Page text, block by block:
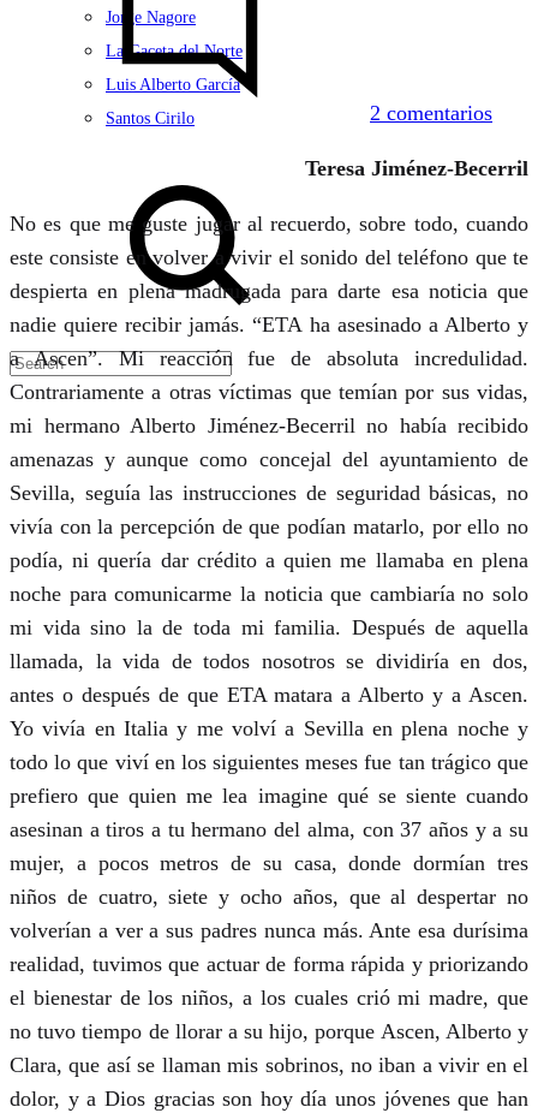
Jorge Nagore
La Gaceta del Norte
Luis Alberto García
Santos Cirilo
2 comentariosguste
jugar
Teresa Jiménez-Becerril
No es que me guste jugar al recuerdo, sobre todo, cuando
este consiste en volver a vivir el sonido del teléfono que te
despierta en plena madrugada para darte esa noticia que
nadie quiere recibir jamás. “ETA ha asesinado a Alberto y
a Ascen”. Mi reacción fue de absoluta incredulidad.
Contrariamente a otras víctimas que temían por sus vidas,
mi hermano Alberto Jiménez-Becerril no había recibido
amenazas y aunque como concejal del ayuntamiento de
Sevilla, seguía las instrucciones de seguridad básicas, no
vivía con la percepción de que podían matarlo, por ello no
podía, ni quería dar crédito a quien me llamaba en plena
noche para comunicarme la noticia que cambiaría no solo
mi vida sino la de toda mi familia. Después de aquella
llamada, la vida de todos nosotros se dividiría en dos,
antes o después de que ETA matara a Alberto y a Ascen.
Yo vivía en Italia y me volví a Sevilla en plena noche y
todo lo que viví en los siguientes meses fue tan trágico que
prefiero que quien me lea imagine qué se siente cuando
asesinan a tiros a tu hermano del alma, con 37 años y a su
mujer, a pocos metros de su casa, donde dormían tres
niños de cuatro, siete y ocho años, que al despertar no
volverían a ver a sus padres nunca más. Ante esa durísima
realidad, tuvimos que actuar de forma rápida y priorizando
el bienestar de los niños, a los cuales crió mi madre, que
no tuvo tiempo de llorar a su hijo, porque Ascen, Alberto y
Clara, que así se llaman mis sobrinos, no iban a vivir en el
dolor, y a Dios gracias son hoy día unos jóvenes que han